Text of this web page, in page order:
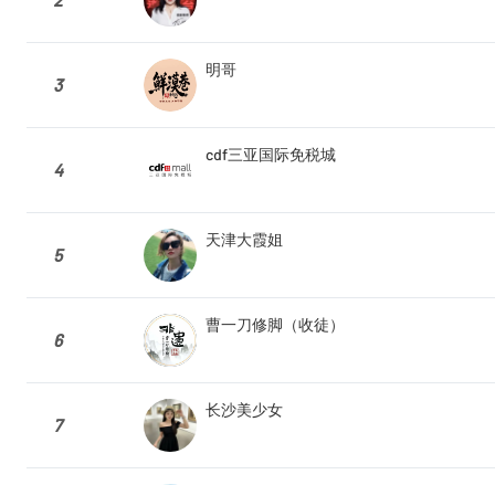
3
明哥
4
cdf三亚国际免税城
5
天津大霞姐
6
曹一刀修脚（收徒）
7
长沙美少女